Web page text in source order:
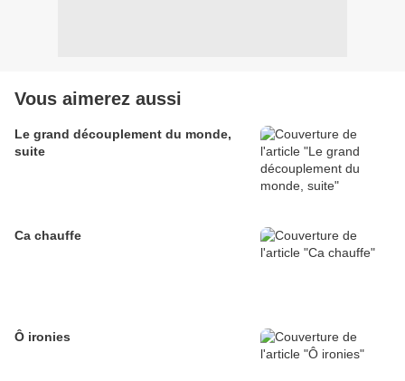
Vous aimerez aussi
Le grand découplement du monde,
suite
Ca chauffe
Ô ironies